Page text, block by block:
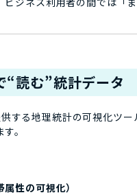
読む”統計データ
する地理統計の可視化ツ
。
性の可視化）